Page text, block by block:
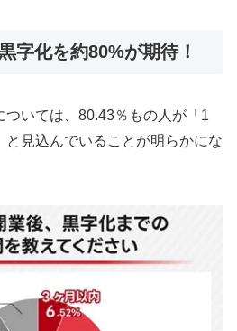
字化を約80%が期待！
ついては、80.43％もの人が「1
見込んでいることが明らかにな